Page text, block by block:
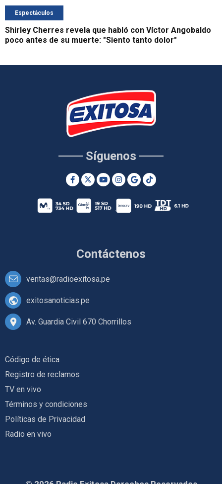
Espectáculos
Shirley Cherres revela que habló con Víctor Angobaldo
poco antes de su muerte: "Siento tanto dolor"
Contáctenos
ventas@radioexitosa.pe
exitosanoticias.pe
Av. Guardia Civil 670 Chorrillos
Síguenos
Código de ética
Registro de reclamos
TV en vivo
Términos y condiciones
Políticas de Privacidad
Radio en vivo